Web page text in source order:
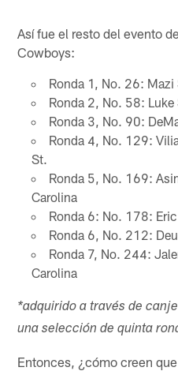
Así fue el resto del evento
Cowboys:
Ronda 1, No. 26:
Ronda 2, No. 58:
Ronda 3, No. 90:
Ronda 4, No. 129:
St.
Ronda 5, No. 169:
Carolina
Ronda 6: No. 178:
Ronda 6, No. 212:
Ronda 7, No. 244:
Carolina
*adquirido a través de
una selección de quinta
Entonces, ¿cómo creen